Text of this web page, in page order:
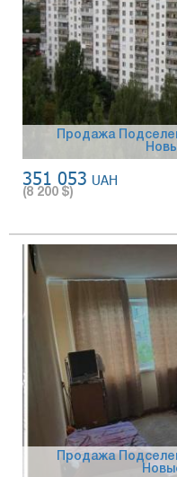
Продажа
351 053 UAH
(8 200 $)
Продажа